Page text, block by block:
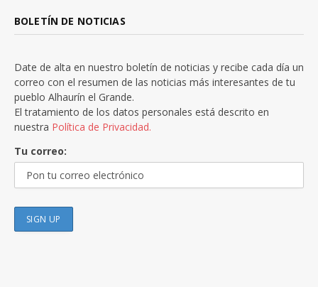
BOLETÍN DE NOTICIAS
Date de alta en nuestro boletín de noticias y recibe cada día un
correo con el resumen de las noticias más interesantes de tu
pueblo Alhaurín el Grande.
El tratamiento de los datos personales está descrito en
nuestra Política de Privacidad.
Tu correo: